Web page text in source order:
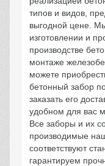
типов и видов,
выгодной цене.
изготовлении и
производстве
монтаже
можете
бетонный забор
заказать его
удобном для вас
Все заборы и их
производимые
соответствуют
гарантируем